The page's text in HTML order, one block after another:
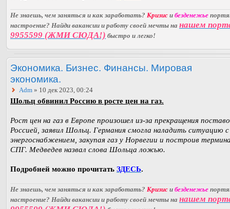
Не знаешь, чем заняться и как заработать? Кризис и безденежье
настроение? Найди вакансии и работу своей мечты на нашем
9955599 (ЖМИ СЮДА!) быстро и легко!
Экономика. Бизнес. Финансы. Мировая
экономика.
Adm » 10 дек 2023, 00:24
Шольц обвинил Россию в росте цен на газ.
Рост цен на газ в Европе произошел из-за прекращения
Россией, заявил Шольц. Германия смогла наладить ситуацию с
энергоснабжением, закупая газ у Норвегии и построив
СПГ. Медведев назвал слова Шольца ложью.
Подробней можно прочитать ЗДЕСЬ.
Не знаешь, чем заняться и как заработать? Кризис и безденежье
настроение? Найди вакансии и работу своей мечты на нашем